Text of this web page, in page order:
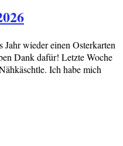
Jahr wieder einen Osterkarten
Dank dafür! Letzte Woche
Ich habe mich